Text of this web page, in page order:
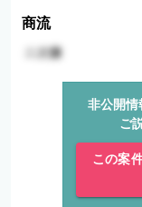
商流
非公開情
ご
この案